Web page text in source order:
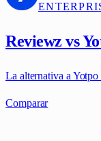
Reviewz vs
La alternativa a
Comparar